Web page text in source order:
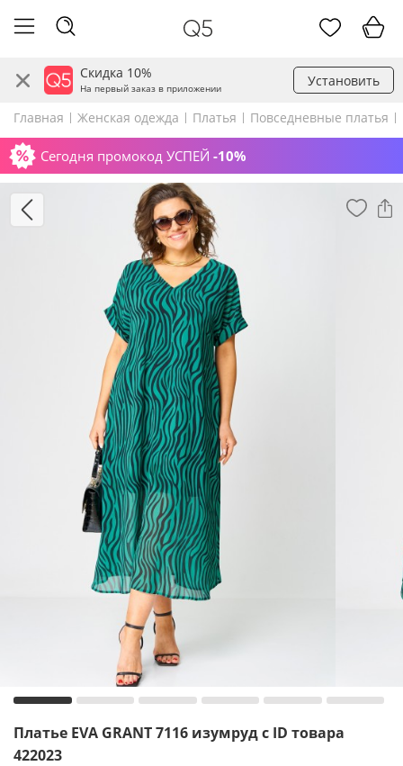
Скидка 10%
На первый заказ в приложении Установить
Главная Женская одежда Платья Повседневные платья
Сегодня промокод УСПЕЙ -10%
Платье EVA GRANT 7116 изумруд с ID товара
422023